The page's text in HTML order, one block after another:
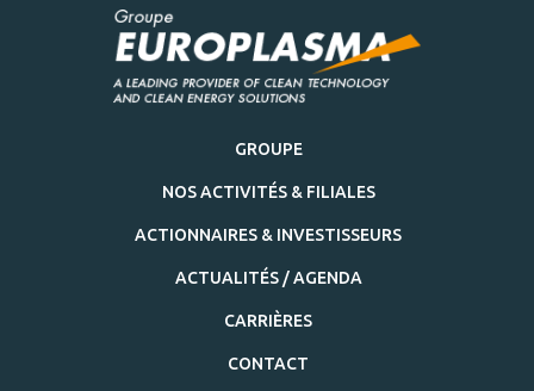
GROUPE
NOS ACTIVITÉS & FILIALES
ACTIONNAIRES & INVESTISSEURS
ACTUALITÉS / AGENDA
CARRIÈRES
CONTACT